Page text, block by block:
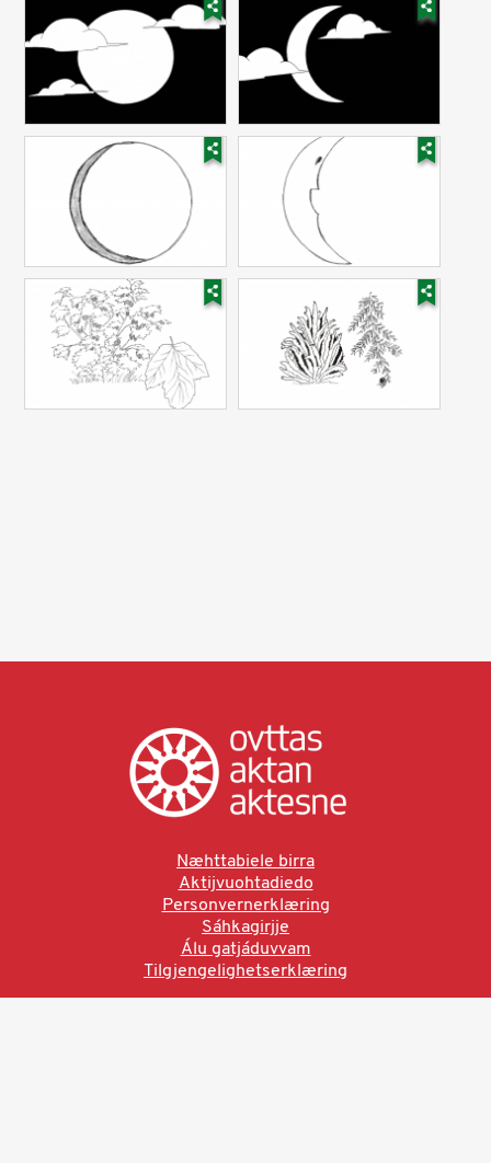
Næhttabiele birra
Aktijvuohtadiedo
Personvernerklæring
Sáhkagirjje
Álu gatjáduvvam
Tilgjengelighetserklæring